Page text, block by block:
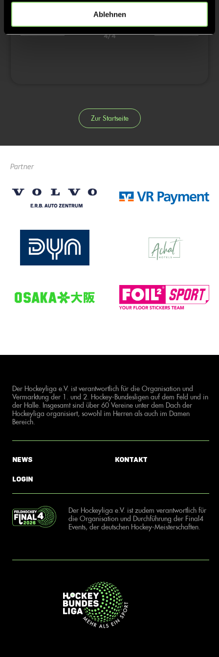
Ablehnen
3/4
4/4
Zur Startseite
Partner
Der Hockeyliga e.V. ist verantwortlich für die Organisation und
Vermarktung der 1. und 2. Hockey-Bundesligen auf dem Feld und in
der Halle. Insgesamt sind über 60 Vereine unter dem Dach der
Hockeyliga organisiert, sowohl im Herren als auch im Damen
Bereich.
News
Login
Kontakt
Der Hockeyliga e.V. ist zudem verantwortlich für
die Organisation und Durchführung der Final4
Events, der deutschen Hockey-Meisterschaften.